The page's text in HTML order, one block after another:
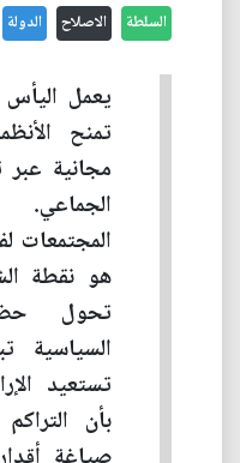
السلطة الاصلاح الدولة
يعمل
تمنح
مجانية
المجتمعات
هو نقطة
تحول
السياسية
تستعيد
بأن